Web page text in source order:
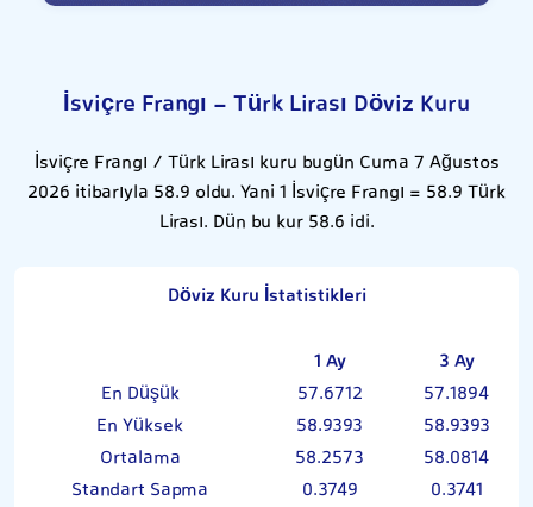
İsviçre Frangı - Türk Lirası Döviz Kuru
İsviçre Frangı / Türk Lirası kuru bugün Cuma 7 Ağustos
2026 itibarıyla 58.9 oldu. Yani 1 İsviçre Frangı = 58.9 Türk
Lirası. Dün bu kur 58.6 idi.
Döviz Kuru İstatistikleri
1 Ay
3 Ay
En Düşük
57.6712
57.1894
En Yüksek
58.9393
58.9393
Ortalama
58.2573
58.0814
Standart Sapma
0.3749 0.3741